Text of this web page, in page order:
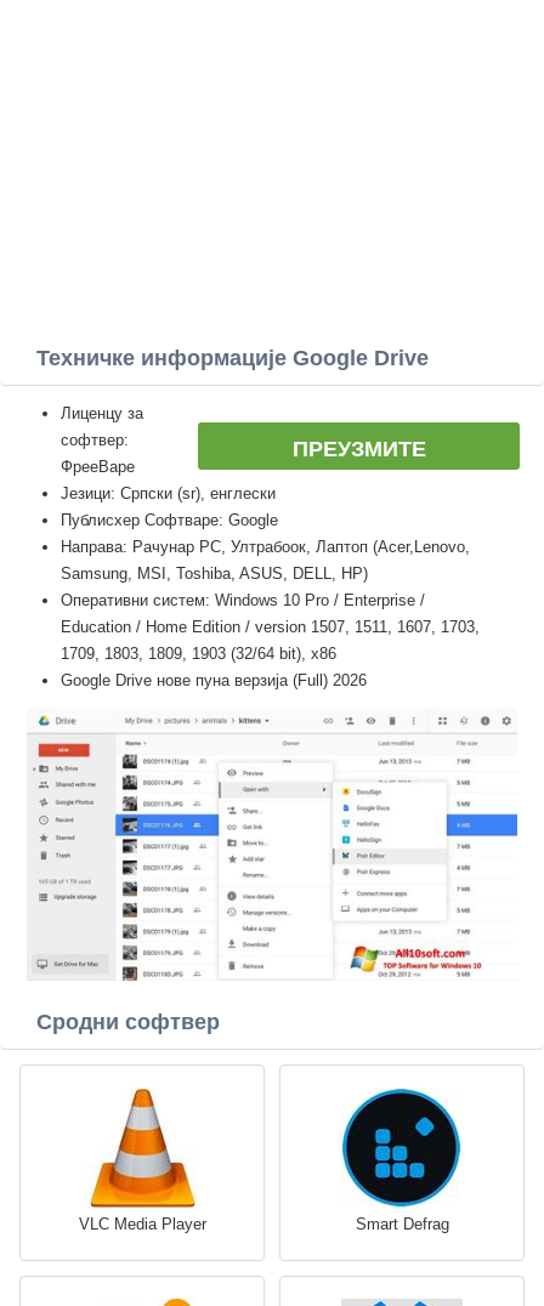
Техничке информације Google Drive
ПРЕУЗМИТЕ
Лиценцу за
софтвер:
ФрееВаре
Језици: Српски (sr), енглески
Публисхер Софтваре: Google
Направа: Рачунар PC, Ултрабоок, Лаптоп (Acer,Lenovo,
Samsung, MSI, Toshiba, ASUS, DELL, HP)
Оперативни систем: Windows 10 Pro / Enterprise /
Education / Home Edition / version 1507, 1511, 1607, 1703,
1709, 1803, 1809, 1903 (32/64 bit), x86
Google Drive нове пуна верзија (Full) 2026
Сродни софтвер
VLC Media Player Smart Defrag